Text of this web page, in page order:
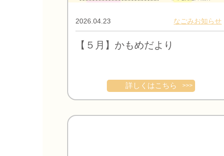
2026.04.23 なごみお知らせ
【５月】かもめだより
詳しくはこちら